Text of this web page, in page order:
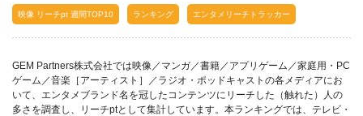
映像 リーチpt 週間TOP10 ランキング エンタメリーチトラッカー
GEM Partners株式会社では映像／マンガ／書籍／アプリゲーム／家庭用・PC
ゲーム／音楽［アーティスト］／ラジオ・ポッドキャストの各メディアにお
いて、エンタメブランド名を冠したコンテンツにリーチした（触れた）人の
多さを調査し、リーチptとして集計しています。本ランキングでは、テレビ・